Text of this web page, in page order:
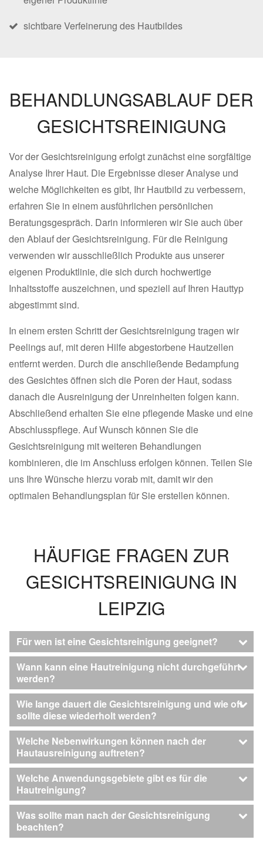
sichtbare Verfeinerung des Hautbildes
BEHANDLUNGSABLAUF DER
GESICHTSREINIGUNG
Vor der Gesichtsreinigung erfolgt zunächst eine sorgfältige
Analyse Ihrer Haut. Die Ergebnisse dieser Analyse und
welche Möglichkeiten es gibt, Ihr Hautbild zu verbessern,
erfahren Sie in einem ausführlichen persönlichen
Beratungsgespräch. Darin informieren wir Sie auch über
den Ablauf der Gesichtsreinigung. Für die Reinigung
verwenden wir ausschließlich Produkte aus unserer
eigenen Produktlinie, die sich durch hochwertige
Inhaltsstoffe auszeichnen, und speziell auf Ihren Hauttyp
abgestimmt sind.
In einem ersten Schritt der Gesichtsreinigung tragen wir
Peelings auf, mit deren Hilfe abgestorbene Hautzellen
entfernt werden. Durch die anschließende Bedampfung
des Gesichtes öffnen sich die Poren der Haut, sodass
danach die Ausreinigung der Unreinheiten folgen kann.
Abschließend erhalten Sie eine pflegende Maske und eine
Abschlusspflege. Auf Wunsch können Sie die
Gesichtsreinigung mit weiteren Behandlungen
kombinieren, die im Anschluss erfolgen können. Teilen Sie
uns Ihre Wünsche hierzu vorab mit, damit wir den
optimalen Behandlungsplan für Sie erstellen können.
HÄUFIGE FRAGEN ZUR
GESICHTSREINIGUNG IN
LEIPZIG
Für wen ist eine Gesichtsreinigung geeignet?
Wann kann eine Hautreinigung nicht durchgeführt
werden?
Wie lange dauert die Gesichtsreinigung und wie oft
sollte diese wiederholt werden?
Welche Nebenwirkungen können nach der
Hautausreinigung auftreten?
Welche Anwendungsgebiete gibt es für die
Hautreinigung?
Was sollte man nach der Gesichtsreinigung
beachten?